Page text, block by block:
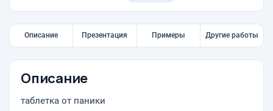
Описание Презентация Примеры Другие работы
Описание
таблетка от паники